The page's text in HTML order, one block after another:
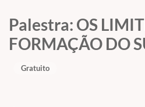
Palestra: OS
FORMAÇÃO DO
Gratuito